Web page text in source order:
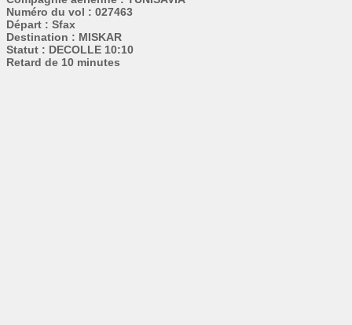
Numéro du vol : 027463
Départ : Sfax
Destination : MISKAR
Statut : DECOLLE 10:10
Retard de 10 minutes